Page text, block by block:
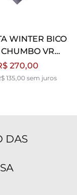
WINTER BICO
VR
270,00
135,00 sem juros
DAS